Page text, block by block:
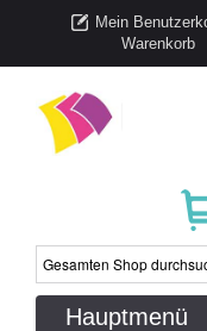
Mein
Warenkorb
Hauptmenü